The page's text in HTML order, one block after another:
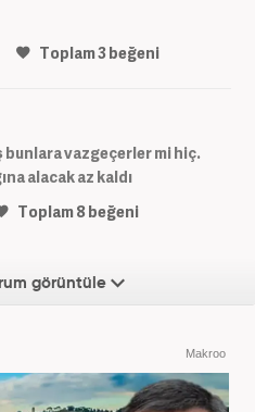
Toplam3beğeni
bunlara vazgeçerler mi hiç.
alacak az kaldı
Toplam8beğeni
görüntüle
Makroo